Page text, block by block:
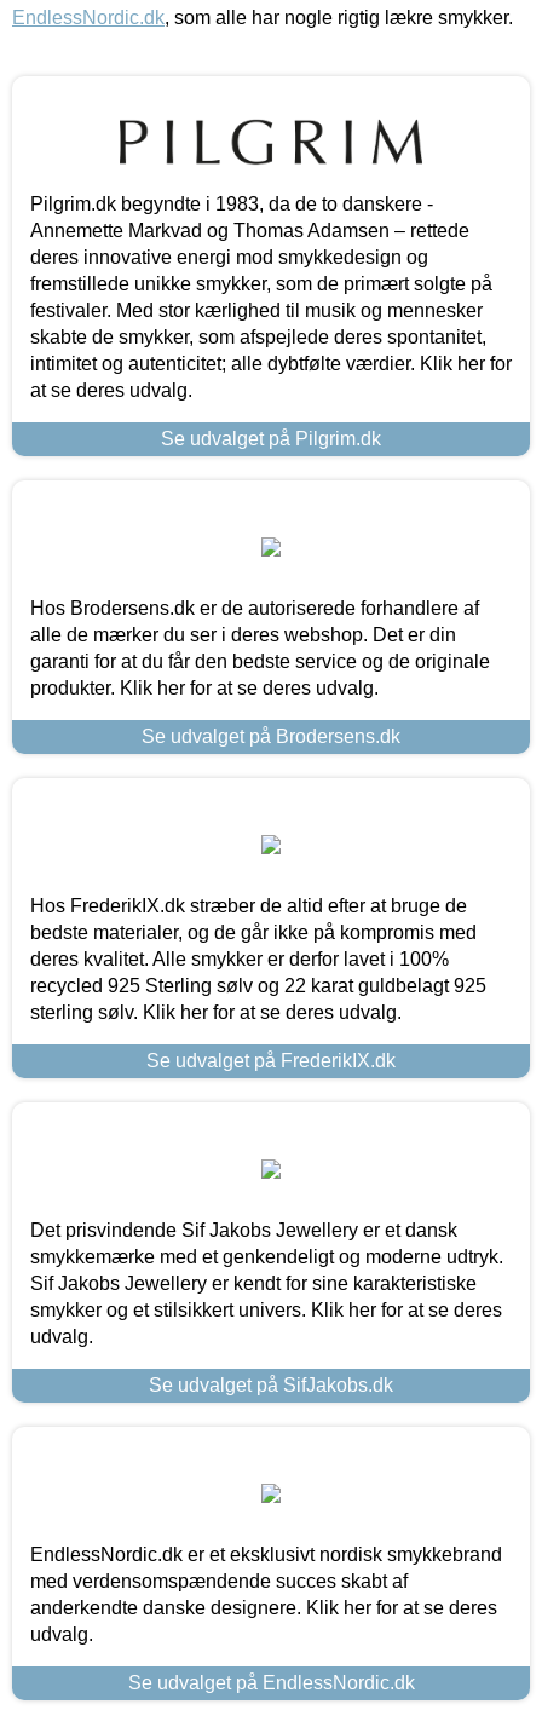
EndlessNordic.dk, som alle har nogle rigtig lækre smykker.
Pilgrim.dk begyndte i 1983, da de to danskere -
Annemette Markvad og Thomas Adamsen – rettede
deres innovative energi mod smykkedesign og
fremstillede unikke smykker, som de primært solgte på
festivaler. Med stor kærlighed til musik og mennesker
skabte de smykker, som afspejlede deres spontanitet,
intimitet og autenticitet; alle dybtfølte værdier. Klik her for
at se deres udvalg.
Se udvalget på Pilgrim.dk
Hos Brodersens.dk er de autoriserede forhandlere af
alle de mærker du ser i deres webshop. Det er din
garanti for at du får den bedste service og de originale
produkter. Klik her for at se deres udvalg.
Se udvalget på Brodersens.dk
Hos FrederikIX.dk stræber de altid efter at bruge de
bedste materialer, og de går ikke på kompromis med
deres kvalitet. Alle smykker er derfor lavet i 100%
recycled 925 Sterling sølv og 22 karat guldbelagt 925
sterling sølv. Klik her for at se deres udvalg.
Se udvalget på FrederikIX.dk
Det prisvindende Sif Jakobs Jewellery er et dansk
smykkemærke med et genkendeligt og moderne udtryk.
Sif Jakobs Jewellery er kendt for sine karakteristiske
smykker og et stilsikkert univers. Klik her for at se deres
udvalg.
Se udvalget på SifJakobs.dk
EndlessNordic.dk er et eksklusivt nordisk smykkebrand
med verdensomspændende succes skabt af
anderkendte danske designere. Klik her for at se deres
udvalg.
Se udvalget på EndlessNordic.dk